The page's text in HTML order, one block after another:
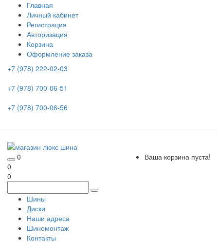
Главная
Личный кабинет
Регистрация
Авторизация
Корзина
Оформление заказа
+7 (978) 222-02-03
+7 (978) 700-06-51
+7 (978) 700-06-56
0
Ваша корзина пуста!
0
0
Шины
Диски
Наши адреса
Шиномонтаж
Контакты